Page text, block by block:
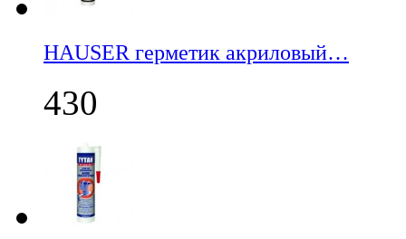
НАUSER герметик акриловый…
430